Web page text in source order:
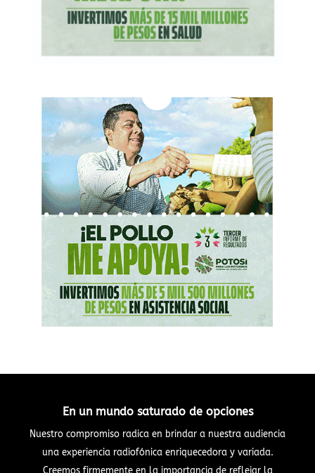
En un mundo saturado de opciones
Nuestro compromiso radica en brindar a nuestra audiencia
una experiencia radiofónica enriquecedora y variada.